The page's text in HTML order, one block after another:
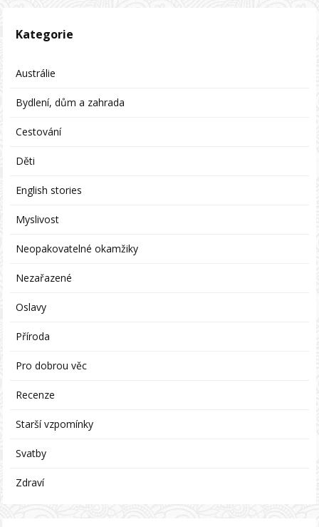
Kategorie
Austrálie
Bydlení, dům a zahrada
Cestování
Děti
English stories
Myslivost
Neopakovatelné okamžiky
Nezařazené
Oslavy
Příroda
Pro dobrou věc
Recenze
Starší vzpomínky
Svatby
Zdraví